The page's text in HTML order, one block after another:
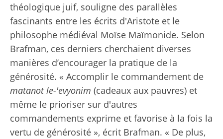
théologique juif, souligne des parallèles
fascinants entre les écrits d'Aristote et le
philosophe médiéval Moïse Maïmonide. Selon
Brafman, ces derniers cherchaient diverses
manières d’encourager la pratique de la
générosité. « Accomplir le commandement de
matanot le-'evyonim (cadeaux aux pauvres) et
même le prioriser sur d'autres
commandements exprime et favorise à la fois la
vertu de générosité », écrit Brafman. « De plus,